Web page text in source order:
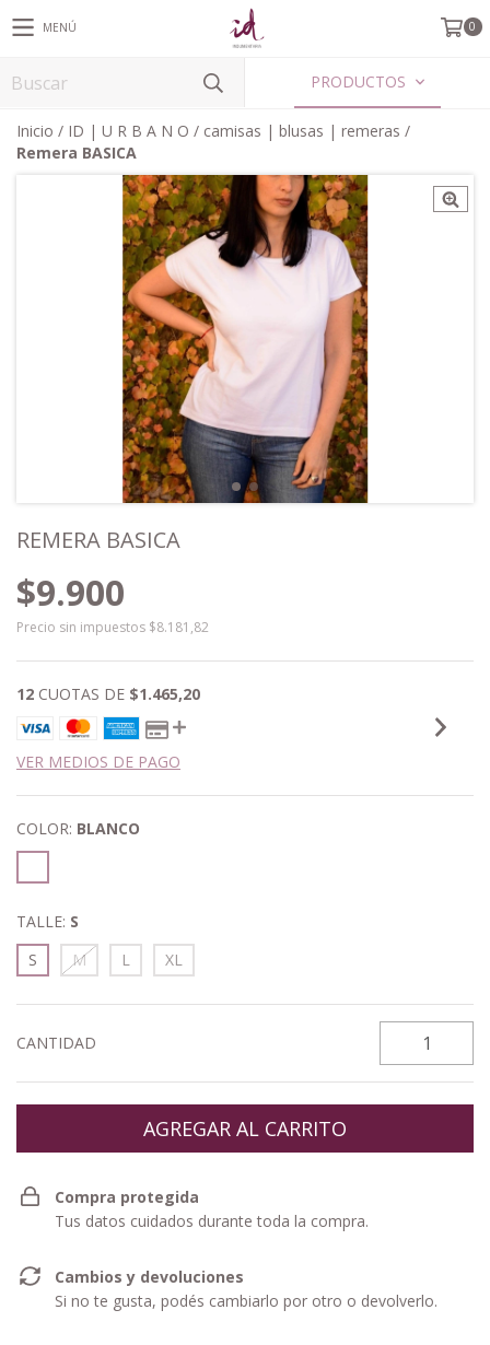
MENÚ 0
PRODUCTOS
Inicio / ID | U R B A N O / camisas | blusas | remeras /
Remera BASICA
REMERA BASICA
$9.900
Precio sin impuestos $8.181,82
12 CUOTAS DE $1.465,20
VER MEDIOS DE PAGO
COLOR: BLANCO
TALLE: S
S
M L XL
CANTIDAD
Compra protegida
Tus datos cuidados durante toda la compra.
Cambios y devoluciones
Si no te gusta, podés cambiarlo por otro o devolverlo.